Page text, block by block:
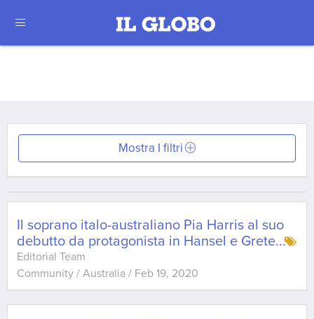
Mostra I filtri
Il soprano italo-australiano Pia Harris al suo
debutto da protagonista in Hansel e Grete...
Editorial Team
Community / Australia / Feb 19, 2020